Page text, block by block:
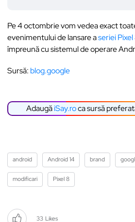
Pe 4 octombrie vom vedea exact
evenimentului de lansare aseriei Pixel
împreună cu sistemul de operare
Sursă: blog.google
AdaugăiSay.roca sursă
android Android 14 brand
modificari Pixel 8
33 Likes